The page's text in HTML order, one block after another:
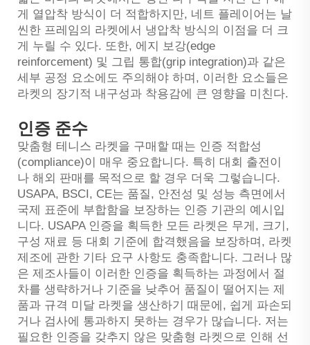
게 열압착 방식이 더 적합하지만, 네트 플레이어는 날
씬한 프레임의 라켓에서 냉압착 방식의 이점을 더 크
게 누릴 수 있다. 또한, 에지 보강(edge
reinforcement) 및 그립 통합(grip integration)과 같은
세부 공정 요소에도 주의해야 하며, 이러한 요소들은
라켓의 장기적 내구성과 착용감에 큰 영향을 미친다.
인증 준수
맞춤형 테니스 라켓을 구매할 때는 인증 적합성
(compliance)이 매우 중요합니다. 특히 대회 출전이
나 해외 판매를 목적으로 할 경우 더욱 그렇습니다.
USAPA, BSCI, CE는 품질, 안전성 및 성능 측면에서
국제 표준에 부합함을 보장하는 인증 기관의 예시입
니다. USAPA 인증을 획득한 모든 라켓은 무게, 크기,
구성 재료 등 대회 기준에 합격했음을 보장하며, 라켓
제조에 관한 기타 요구 사항도 충족합니다. 그러나 많
은 제조사들이 이러한 인증을 획득하는 과정에서 절
차를 생략하거나 기준을 낮추어 품질이 떨어지는 제
품과 규격 미달 라켓을 생산하기 때문에, 쉽게 파손되
거나 검사에 통과하지 못하는 경우가 많습니다. 저는
필요한 인증을 갖추지 않은 맞춤형 라켓으로 인해 선